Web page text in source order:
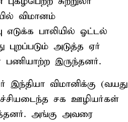
விமானம்
பாலியில் ஓட்டல்
அடுத்த ஏர்
பணியாற்ற இருந்தனர்.
விமானிக்கு (வயது
சக ஊழியர்கள்
அங்கு அவரை